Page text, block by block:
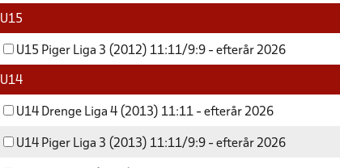
U15
U15 Piger Liga 3 (2012) 11:11/9:9 - efterår 2026
U14
U14 Drenge Liga 4 (2013) 11:11 - efterår 2026
U14 Piger Liga 3 (2013) 11:11/9:9 - efterår 2026